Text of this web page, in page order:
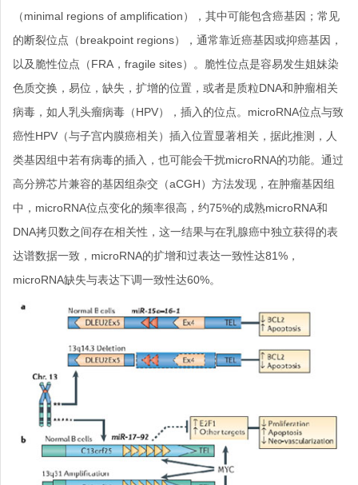
（minimal regions of amplification），其中可能包含癌基因；常见
的断裂位点（breakpoint regions），通常靠近癌基因或抑癌基因，
以及脆性位点（FRA，fragile sites）。脆性位点是容易发生姐妹染
色质交换，易位，缺失，扩增的位置，或者是质粒DNA和肿瘤相关
病毒，如人乳头瘤病毒（HPV），插入的位点。microRNA位点与致
癌性HPV（与子宫内膜癌相关）插入位置显著相关，据此推测，人
类基因组中若有病毒的插入，也可能会干扰microRNA的功能。通过
高分辨芯片兼容的基因组杂交（aCGH）方法发现，在肿瘤基因组
中，microRNA位点变化的频率很高，约75%的成熟microRNA和
DNA拷贝数之间存在相关性，这一结果与在乳腺癌中独立获得的表
达谱数据一致，microRNA的扩增和过表达一致性达81%，
microRNA缺失与表达下调一致性达60%。